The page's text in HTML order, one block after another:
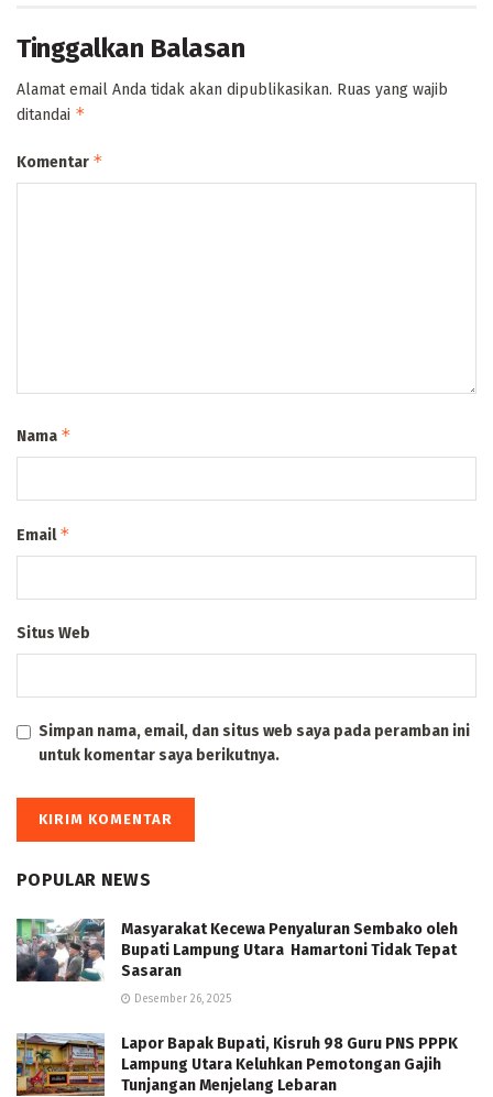
Tinggalkan Balasan
Alamat email Anda tidak akan dipublikasikan. Ruas yang wajib
ditandai *
Komentar *
Nama *
Email*
Situs Web
Simpan nama, email, dan situs web saya pada peramban ini
untuk komentar saya berikutnya.
POPULAR NEWS
Masyarakat Kecewa Penyaluran Sembako oleh
Bupati Lampung Utara Hamartoni Tidak Tepat
Sasaran
Desember 26, 2025
Lapor Bapak Bupati, Kisruh 98 Guru PNS PPPK
Lampung Utara Keluhkan Pemotongan Gajih
Tunjangan Menjelang Lebaran